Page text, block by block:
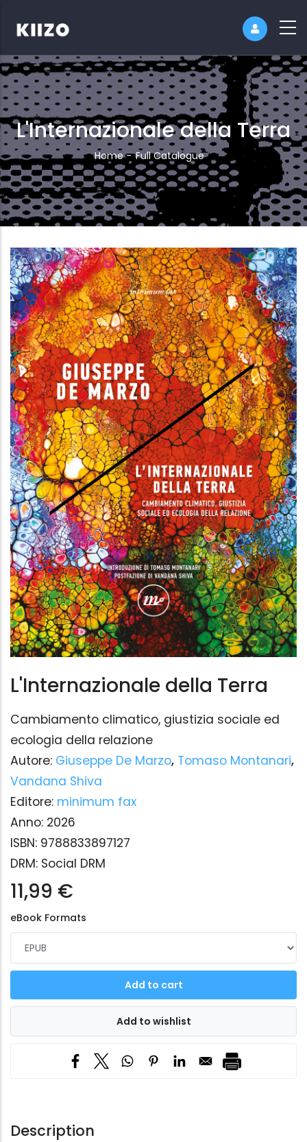
L'Internazionale della Terra
Breadcrumb
Home - Full Catalogue
L'Internazionale della Terra
Cambiamento climatico, giustizia sociale ed
ecologia della relazione
Autore: Giuseppe De Marzo, Tomaso Montanari,
Vandana Shiva
Editore: minimum fax
Anno: 2026
ISBN: 9788833897127
DRM: Social DRM
11,99 €
eBook Formats
Description